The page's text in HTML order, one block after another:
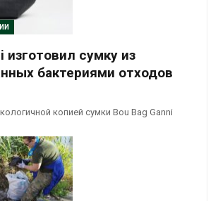
изготовил сумку из
бактериями отходов
копией сумки Bou Bag Ganni